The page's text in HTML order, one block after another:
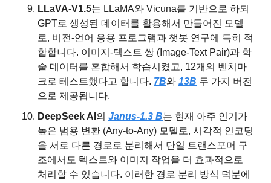
LLaVA-V1.5는 LLaMA와 Vicuna를 기반으로 하되
GPT로 생성된 데이터를 활용해서 만들어진 모델
로, 비전-언어 응용 프로그램과 챗봇 연구에 특히 적
합합니다. 이미지-텍스트 쌍 (Image-Text Pair)과 학
술 데이터를 혼합해서 학습시켰고, 12개의 벤치마
크로 테스트했다고 합니다. 7B와 13B 두 가지 버전
으로 제공됩니다.
DeepSeek AI 의 Janus-1.3 B는 현재 아주 인기가
높은 범용 변환 (Any-to-Any) 모델로, 시각적 인코딩
을 서로 다른 경로로 분리해서 단일 트랜스포머 구
조에서도 텍스트와 이미지 작업을 더 효과적으로
처리할 수 있습니다. 이러한 경로 분리 방식 덕분에